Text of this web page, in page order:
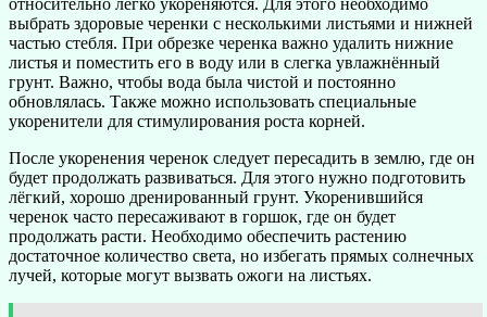
выбрать здоровые черенки с несколькими листьями и нижней
частью стебля. При обрезке черенка важно удалить нижние
листья и поместить его в воду или в слегка увлажнённый
грунт. Важно, чтобы вода была чистой и постоянно
обновлялась. Также можно использовать специальные
укоренители для стимулирования роста корней.
После укоренения черенок следует пересадить в землю, где он
будет продолжать развиваться. Для этого нужно подготовить
лёгкий, хорошо дренированный грунт. Укоренившийся
черенок часто пересаживают в горшок, где он будет
продолжать расти. Необходимо обеспечить растению
достаточное количество света, но избегать прямых солнечных
лучей, которые могут вызвать ожоги на листьях.